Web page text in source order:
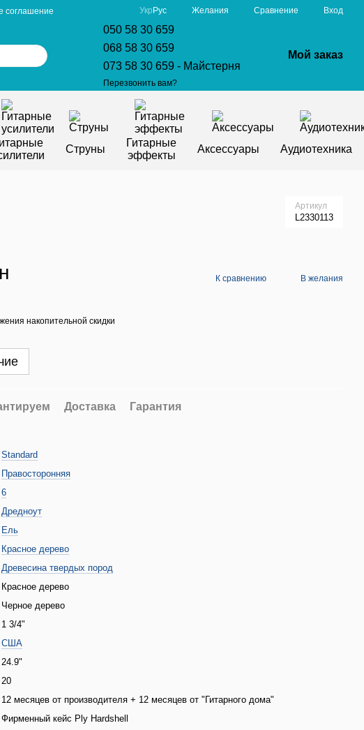
соглашение
Укр Рус Желания Сравнение Вход
050 58 30 659
068 58 30 659
073 58 30 659 - Майстерня
Перезвонить вам?
Мой заказ
Струны
Гитарные
эффекты
Аксессуары Аудиотехника
Артикул
L2330113
К сравнению В желания
накопительной скидки
Доставка
Гарантия
Standard
Правосторонняя
6
Дредноут
Ель
Красное дерево
Древесина твердых пород
Красное дерево
Черное дерево
1 3/4"
США
24.9"
20
12 месяцев от производителя + 12 месяцев от "Гитарного дома"
Фирменный кейс Ply Hardshell